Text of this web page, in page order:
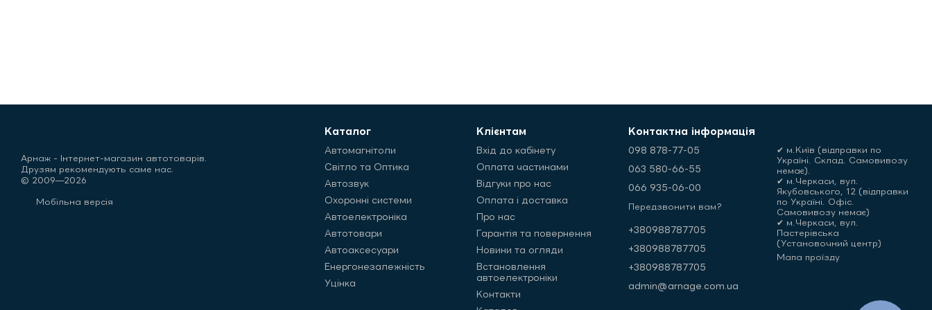
Арнаж - Інтернет-магазин автотоварів.
Друзям рекомендують саме нас.
© 2009—2026
Мобільна версія
Каталог
Автомагнітоли
Світло та Оптика
Автозвук
Охоронні системи
Автоелектроніка
Автотовари
Автоаксесуари
Енергонезалежність
Уцінка
Клієнтам
Вхід до кабінету
Оплата частинами
Відгуки про нас
Оплата і доставка
Про нас
Гарантія та повернення
Новини та огляди
Встановлення
автоелектроніки
Контакти
Контактна інформація
098 878-77-05
063 580-66-55
066 935-06-00
Передзвонити вам?
+380988787705
+380988787705
+380988787705
admin@arnage.com.ua
✔ м.Київ (відправки по
Україні. Склад. Самовивозу
немає).
✔ м.Черкаси, вул.
Якубовського, 12 (відправки
по Україні. Офіс.
Самовивозу немає)
✔ м.Черкаси, вул.
Пастерівська
(Установочний центр)
Мапа проїзду